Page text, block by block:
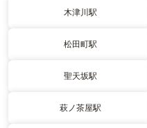
木津川駅
松田町駅
聖天坂駅
萩ノ茶屋駅